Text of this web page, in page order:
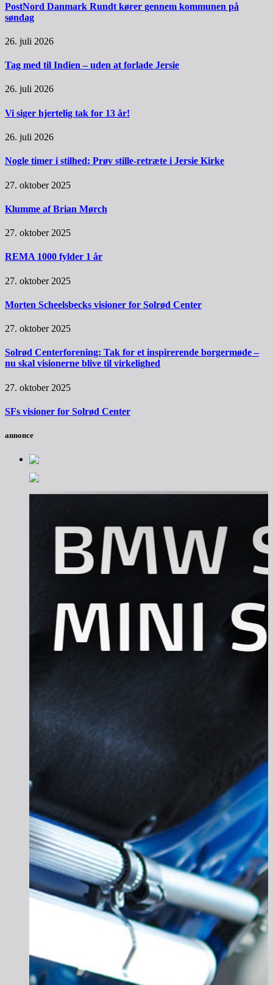
PostNord Danmark Rundt kører gennem kommunen på
søndag
26. juli 2026
Tag med til Indien – uden at forlade Jersie
26. juli 2026
Vi siger hjertelig tak for 13 år!
26. juli 2026
Nogle timer i stilhed: Prøv stille-retræte i Jersie Kirke
27. oktober 2025
Klumme af Brian Mørch
27. oktober 2025
REMA 1000 fylder 1 år
27. oktober 2025
Morten Scheelsbecks visioner for Solrød Center
27. oktober 2025
Solrød Centerforening: Tak for et inspirerende borgermøde –
nu skal visionerne blive til virkelighed
27. oktober 2025
SFs visioner for Solrød Center
annonce